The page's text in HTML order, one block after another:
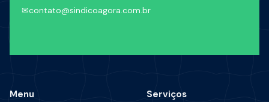
✉contato@sindicoagora.com.br
Menu Serviços